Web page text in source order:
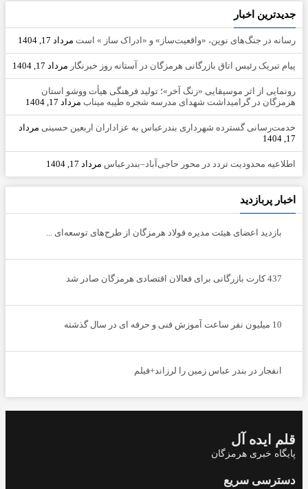
جدیدترین اخبار
رسانه در جنگ‌های نوین، «واقعیت‌ساز» و «ادراک ساز » است مرداد 17, 1404
پیام تبریک رئیس اتاق بازرگانی هرمزگان در آستانه روز خبرنگار مرداد 17, 1404
رونمایی از اثر موسیقایی «زنگ آخر»؛ تولید فرهنگی هیأت ووشو استان
هرمزگان در گرامیداشت شهدای مدرسه شجره طیبه میناب مرداد 17, 1404
خدمت‌رسانی گسترده شهرداری بندرعباس به عزاداران اربعین حسینی مرداد
17, 1404
اطلاعیه محدودیت تردد در محور حاجی‌آباد–بندرعباس مرداد 17, 1404
اخبار پربازدید
بازدید اعضای هیئت مدیره فولاد هرمزگان از طرح‌های توسعه‌ای ...
437 کارت بازرگانی برای فعالان اقتصادی هرمزگان صادر شد
10 میلیون نفر ساعت آموزش فنی و حرفه ای در سال گذشته
انفجار در بندر عباس زمین را لرزاند+فیلم
قلم ایده آل
پایگاه خبری هرمزگان
دسترسی سریع